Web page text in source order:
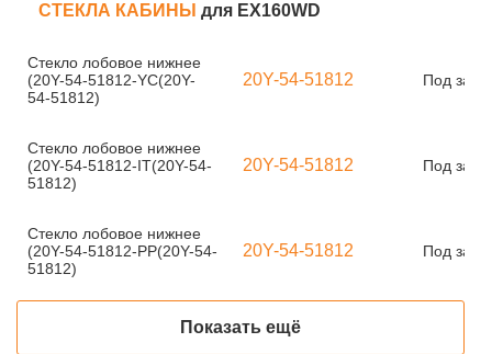
СТЕКЛА КАБИНЫ для EX160WD
Стекло лобовое нижнее
(20Y-54-51812-YC(20Y-
54-51812)
20Y-54-51812 Под заказ
Стекло лобовое нижнее
(20Y-54-51812-IT(20Y-54-
51812)
20Y-54-51812 Под заказ
Стекло лобовое нижнее
(20Y-54-51812-PP(20Y-54-
51812)
20Y-54-51812 Под заказ
Показать ещё